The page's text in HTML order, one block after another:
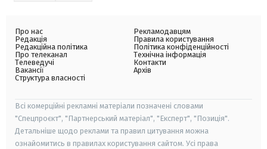
Про нас
Редакція
Редакційна політика
Про телеканал
Телеведучі
Вакансії
Структура власності
Рекламодавцям
Правила користування
Політика конфіденційності
Технічна інформація
Контакти
Архів
Всі комерційні рекламні матеріали позначені словами
"Спецпроєкт", "Партнерський матеріал", "Експерт", "Позиція".
Детальніше щодо реклами та правил цитування можна
ознайомитись в правилах користування сайтом. Усі права